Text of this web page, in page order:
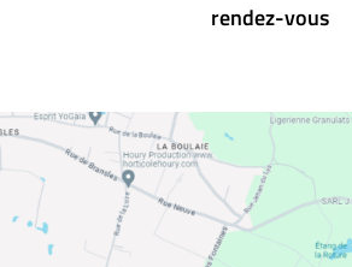
rendez-vous